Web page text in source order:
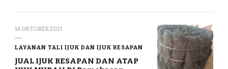
14 OKTOBER 2021
LAYANAN TALI IJUK DAN IJUK RESAPAN
JUAL IJUK RESAPAN DAN ATAP